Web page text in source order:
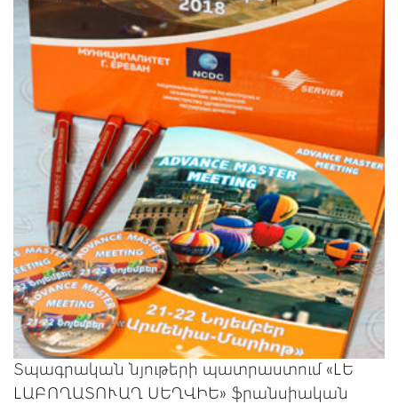
Տպագրական նյութերի պատրաստում «ԼԵ
ԼԱԲՈՂԱՏՈՒԱՂ ՍԵՂՎԻԵ» ֆրանսիական